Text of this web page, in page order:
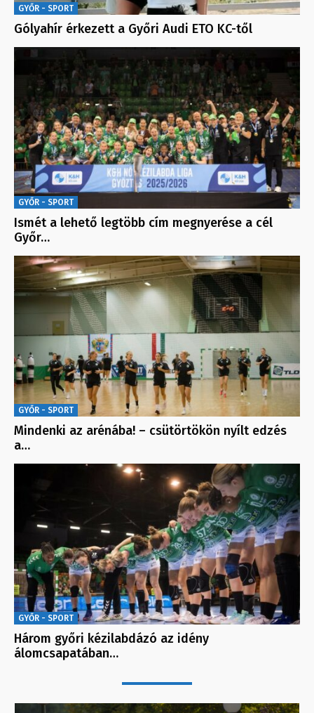
GYŐR - SPORT
Gólyahír érkezett a Győri Audi ETO KC-től
GYŐR - SPORT
Ismét a lehető legtöbb cím megnyerése a cél
Győr…
GYŐR - SPORT
Mindenki az arénába! – csütörtökön nyílt edzés
a…
GYŐR - SPORT
Három győri kézilabdázó az idény
álomcsapatában…